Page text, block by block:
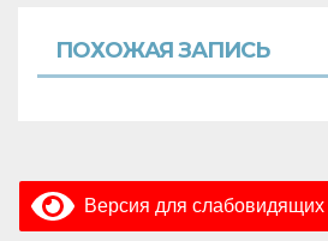
ПОХОЖАЯ ЗАПИСЬ
Версия для слабовидящих